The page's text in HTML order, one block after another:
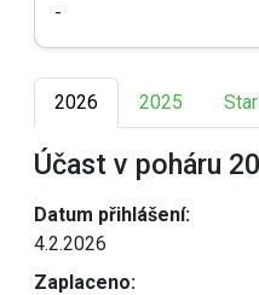
-
2026 2025
Účast v poháru
Datum přihlášení:
4.2.2026
Zaplaceno: